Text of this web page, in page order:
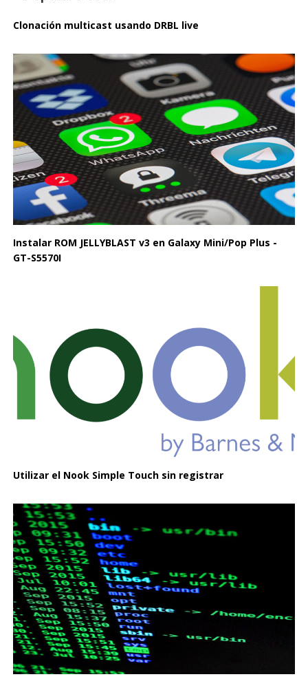
Clonación multicast usando DRBL live
Instalar ROM JELLYBLAST v3 en Galaxy Mini/Pop Plus -
GT-S5570I
Utilizar el Nook Simple Touch sin registrar